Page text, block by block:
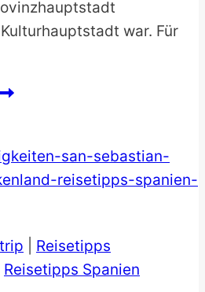
war. Für
Reisetipps
Reisetipps Spanien